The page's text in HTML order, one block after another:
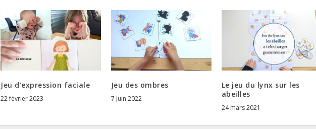
Jeu d’expression faciale
22 février 2023
Jeu des ombres
7 juin 2022
Le jeu du lynx sur les
abeilles
24 mars 2021